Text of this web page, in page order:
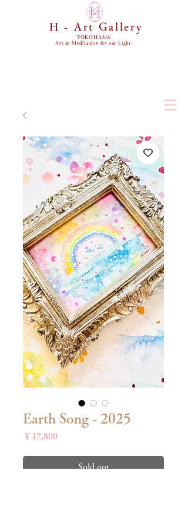
H - Art Gallery
YOKOHAMA
Art & Meditation for our Light.
Earth Song - 2025
￥17,800価
Sold out